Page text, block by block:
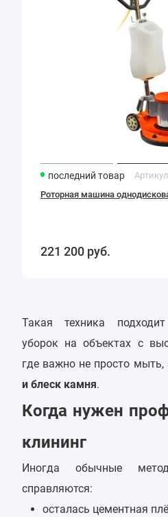
последний товар
Роторная машина
221 200 руб.
Такая техника
уборок на объектах с
где важно не просто
и блеск камня.
Когда нужен
клининг
Иногда обычные
справляются:
осталась цементная